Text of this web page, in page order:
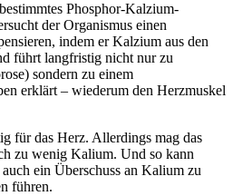
Phosphor-Kalzium-
der Organismus einen
indem er Kalzium aus den
führt langfristig nicht nur zu
sondern zu einem
erklärt – wiederum den Herzmuskel
für das Herz. Allerdings mag das
zu wenig Kalium. Und so kann
ein Überschuss an Kalium zu
führen.